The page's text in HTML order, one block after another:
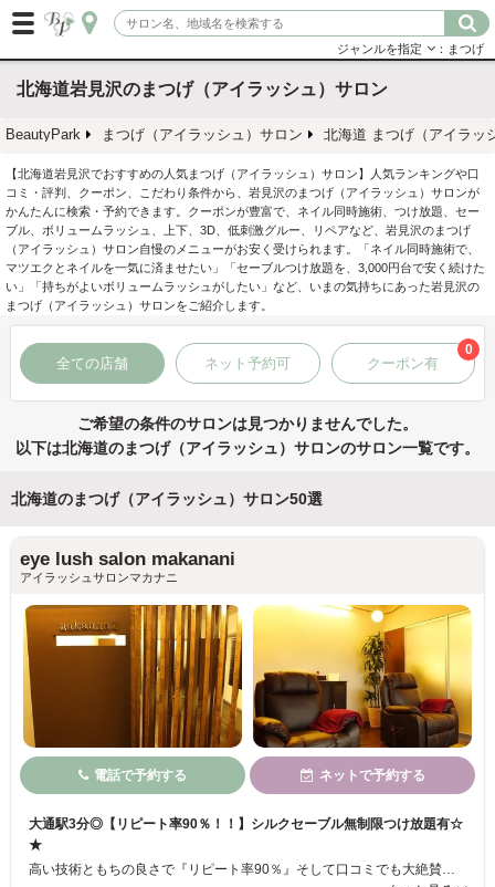
ジャンルを指定 ：まつげ
北海道岩見沢のまつげ（アイラッシュ）サロン
BeautyPark まつげ（アイラッシュ）サロン 北海道 まつげ（アイラッ
【北海道岩見沢でおすすめの人気まつげ（アイラッシュ）サロン】人気ランキングや口
コミ・評判、クーポン、こだわり条件から、岩見沢のまつげ（アイラッシュ）サロンが
かんたんに検索・予約できます。クーポンが豊富で、ネイル同時施術、つけ放題、セー
ブル、ボリュームラッシュ、上下、3D、低刺激グルー、リペアなど、岩見沢のまつげ
（アイラッシュ）サロン自慢のメニューがお安く受けられます。「ネイル同時施術で、
マツエクとネイルを一気に済ませたい」「セーブルつけ放題を、3,000円台で安く続けた
い」「持ちがよいボリュームラッシュがしたい」など、いまの気持ちにあった岩見沢の
まつげ（アイラッシュ）サロンをご紹介します。
全ての店舗 ネット予約可 クーポン有
0
ご希望の条件のサロンは見つかりませんでした。
以下は北海道のまつげ（アイラッシュ）サロンのサロン一覧です。
北海道のまつげ（アイラッシュ）サロン50選
eye lush salon makanani
アイラッシュサロンマカナニ
電話で予約する ネットで予約する
大通駅3分◎【リピート率90％！！】シルクセーブル無制限つけ放題有☆
★
高い技術ともちの良さで『リピート率90％』そして口コミでも大絶賛のマツエクサロン！こだわりのシルクセーブルを使用したつけ放題メニューが大人気。理想の目元をお伺いし、オーダーメイドのデザインに仕上げます。自まつ毛への負担が最小限なのも人気の秘訣。大通駅より徒歩3分、夜21時まで営業していますのでお仕事帰りにもどうぞ！